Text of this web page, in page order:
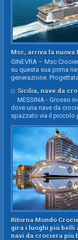
Msc, arriva la nuova
GINEVRA – Msc
su questa sua prima
generazione.
Sicilia, nave da
MESSINA - Grosso
dove una nave da
spazzato via il piccolo
Ritorna Mondo
gira i luoghi più belli
navi da crociera più